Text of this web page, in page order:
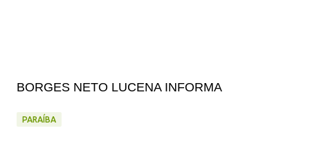
BORGES NETO LUCENA INFORMA
PARAÍBA